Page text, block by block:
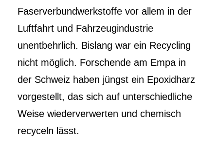
Faserverbundwerkstoffe vor allem in der
Luftfahrt und Fahrzeugindustrie
unentbehrlich. Bislang war ein Recycling
nicht möglich. Forschende am Empa in
der Schweiz haben jüngst ein Epoxidharz
vorgestellt, das sich auf unterschiedliche
Weise wiederverwerten und chemisch
recyceln lässt.